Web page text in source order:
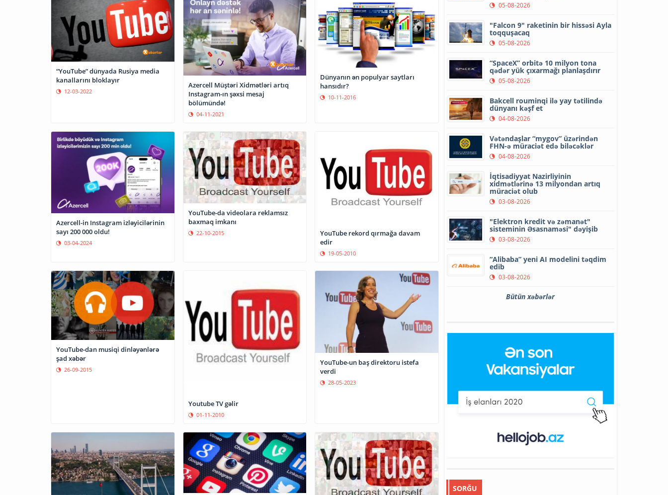
“YouTube” dünyada Rusiya media
kanallarını bloklayır
12-03-2022
Azercell Müştəri Xidmətləri artıq
Instagram-ın şəxsi mesaj
bölümündə!
04-11-2021
Dünyanın ən populyar saytları
hansıdır?
10-11-2016
Azercell-in Instagram izləyicilərinin
sayı 200 000 oldu!
03-04-2024
YouTube-da videolara reklamsız
baxmaq imkanı
22-10-2015
YouTube rekord qırmağa davam
edir
19-05-2010
YouTube-dan musiqi dinləyənlərə
şad xəbər
26-09-2015
Youtube TV gəlir
01-11-2010
YouTube-un baş direktoru istefa
verdi
28-05-2023
05-08-2026
"Falcon 9" raketinin bir hissəsi Ayla
toqquşacaq
05-08-2026
“SpaceX” orbitə 10 milyon tona
qədər yük çıxarmağı planlaşdırır
05-08-2026
Bakcell rouminqi ilə yay tətilində
dünyanı kəşf et
04-08-2026
Vətəndaşlar “mygov” üzərindən
FHN-ə müraciət edə biləcəklər
04-08-2026
İqtisadiyyat Nazirliyinin
xidmətlərinə 13 milyondan artıq
müraciət olub
03-08-2026
"Elektron kredit və zəmanət"
sisteminin Əsasnaməsi" dəyişib
03-08-2026
“Alibaba” yeni AI modelini təqdim
edib
03-08-2026
Bütün xəbərlər
SORĞU